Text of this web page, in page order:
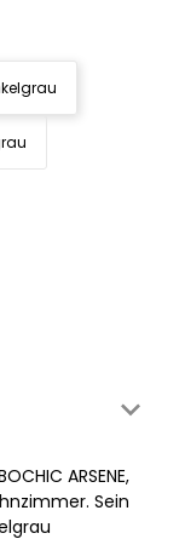
ARSENE,
Sein